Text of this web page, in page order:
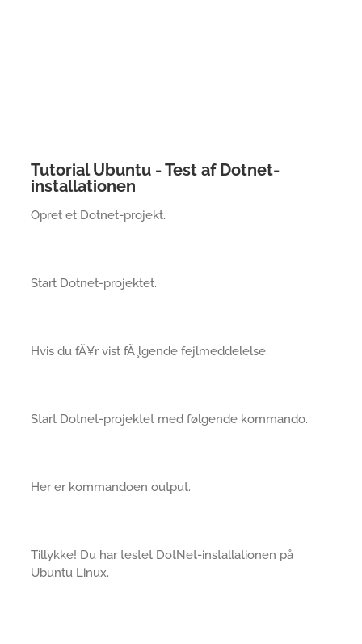
Tutorial Ubuntu - Test af Dotnet-
installationen
Opret et Dotnet-projekt.
Start Dotnet-projektet.
Hvis du fÃ¥r vist fÃ ̧lgende fejlmeddelelse.
Start Dotnet-projektet med følgende kommando.
Her er kommandoen output.
Tillykke! Du har testet DotNet-installationen på
Ubuntu Linux.